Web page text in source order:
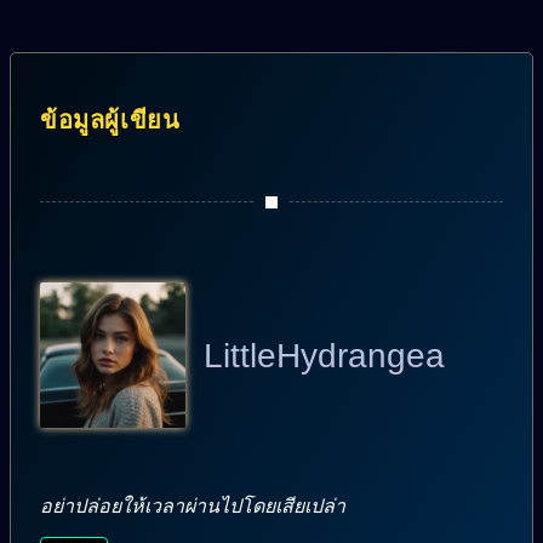
ข้อมูลผู้เขียน
LittleHydrangea
อย่าปล่อยให้เวลาผ่านไปโดยเสียเปล่า